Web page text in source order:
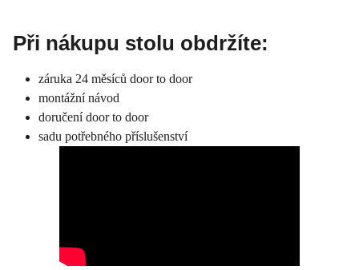
Při nákupu stolu obdržíte:
záruka 24 měsíců door to door
montážní návod
doručení door to door
sadu potřebného příslušenství